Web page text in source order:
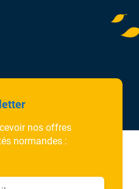
nos offres
normandes :